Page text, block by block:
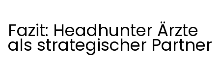
Fazit: Headhunter Ärzte
als strategischer Partner